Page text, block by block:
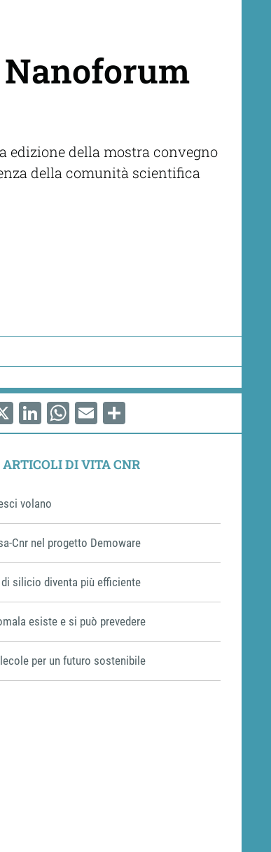
edizione della mostra convegno
della comunità scientifica
LinkedIn
WhatsApp
EmailShare
DI VITA CNR
volano
Cnr nel progetto Demoware
silicio diventa più efficiente
esiste e si può prevedere
per un futuro sostenibile